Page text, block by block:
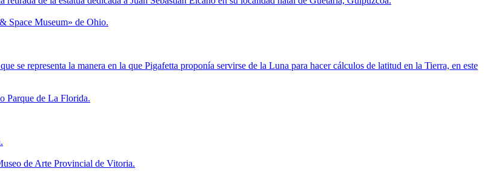
Space Museum» de Ohio.
se representa la manera en la que Pigafetta proponía servirse de la Luna para hacer cálculos de latitud en la Tierra, en este
Parque de La Florida.
de Arte Provincial de Vitoria.